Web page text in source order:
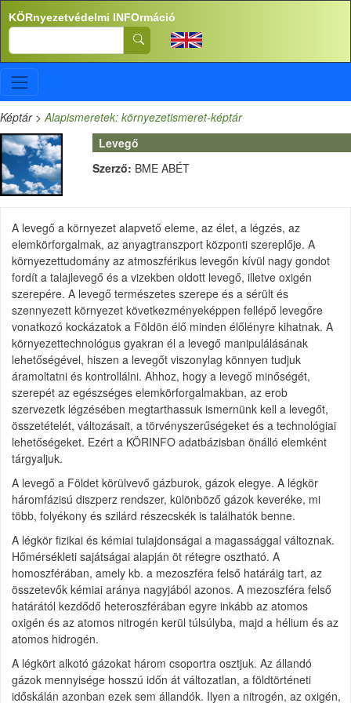
Ugrás a tartalomra
KÖRnyezetvédelmi INFOrmáció
Search
Képtár>Alapismeretek: környezetismeret-képtár
Levegő
Szerző: BME ABÉT
A levegő a környezet alapvető eleme, az élet, a légzés, az
elemkörforgalmak, az anyagtranszport központi szereplője. A
környezettudomány az atmoszférikus levegőn kívül nagy gondot
fordít a talajlevegő és a vizekben oldott levegő, illetve oxigén
szerepére. A levegő természetes szerepe és a sérült és
szennyezett környezet következményeképpen fellépő levegőre
vonatkozó kockázatok a Földön élő minden élőlényre kihatnak. A
környezettechnológus gyakran él a levegő manipulálásának
lehetőségével, hiszen a levegőt viszonylag könnyen tudjuk
áramoltatni és kontrollálni. Ahhoz, hogy a levegő minőségét,
szerepét az egészséges elemkörforgalmakban, az erob
szervezetk légzésében megtarthassuk ismernünk kell a levegőt,
összetételét, változásait, a törvényszerűségeket és a technológiai
lehetőségeket. Ezért a KÖRINFO adatbázisban önálló elemként
tárgyaljuk.
A levegő a Földet körülvevő gázburok, gázok elegye. A légkör
háromfázisú diszperz rendszer, különböző gázok keveréke, mi
több, folyékony és szilárd részecskék is találhatók benne.
A légkör fizikai és kémiai tulajdonságai a magassággal változnak.
Hőmérsékleti sajátságai alapján öt rétegre osztható. A
homoszférában, amely kb. a mezoszféra felső határáig tart, az
összetevők kémiai aránya nagyjából azonos. A mezoszféra felső
határától kezdődő heteroszférában egyre inkább az atomos
oxigén és az atomos nitrogén kerül túlsúlyba, majd a hélium és az
atomos hidrogén.
A légkört alkotó gázokat három csoportra osztjuk. Az állandó
gázok mennyisége hosszú időn át változatlan, a földtörténeti
időskálán azonban ezek sem állandók. Ilyen a nitrogén, az oxigén,